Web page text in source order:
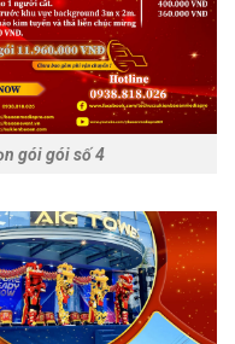
gói gói số 4